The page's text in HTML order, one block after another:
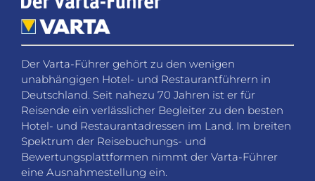
Der Varta-Führer gehört zu den wenigen
unabhängigen Hotel- und Restaurantführern in
Deutschland. Seit nahezu 70 Jahren ist er für
Reisende ein verlässlicher Begleiter zu den besten
Hotel- und Restaurantadressen im Land. Im breiten
Spektrum der Reisebuchungs- und
Bewertungsplattformen nimmt der Varta-Führer
eine Ausnahmestellung ein.